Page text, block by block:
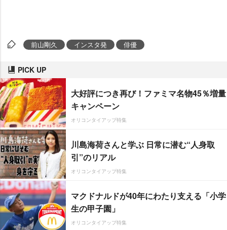
前山剛久 インスタ発 俳優
PICK UP
大好評につき再び！ファミマ名物45％増量
キャンペーン
オリコンタイアップ特集
川島海荷さんと学ぶ 日常に潜む“人身取
引”のリアル
オリコンタイアップ特集
マクドナルドが40年にわたり支える「小学
生の甲子園」
オリコンタイアップ特集